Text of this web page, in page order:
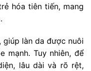
hóa tiên tiến, mang
làn da được nuôi
mạnh. Tuy nhiên, để
lâu dài và rõ rệt,